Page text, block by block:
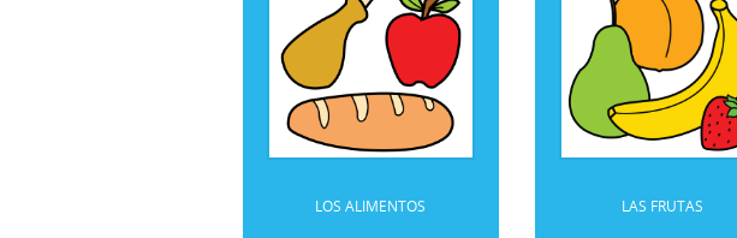
LOS ALIMENTOS LAS FRUTAS